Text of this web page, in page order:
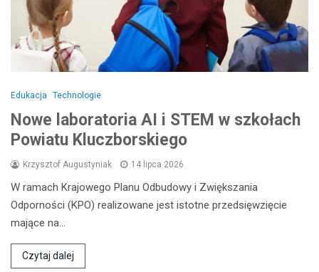
Edukacja Technologie
Nowe laboratoria AI i STEM w szkołach
Powiatu Kluczborskiego
Krzysztof Augustyniak 14 lipca 2026
W ramach Krajowego Planu Odbudowy i Zwiększania
Odporności (KPO) realizowane jest istotne przedsięwzięcie
mające na…
Czytaj dalej